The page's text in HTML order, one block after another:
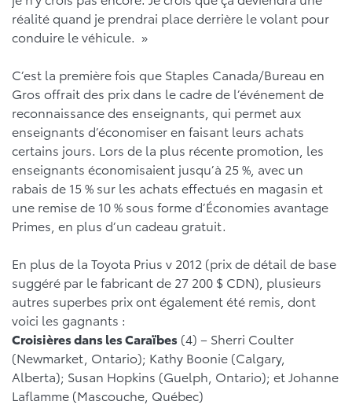
réalité quand je prendrai place derrière le volant pour
conduire le véhicule. »
C’est la première fois que Staples Canada/Bureau en
Gros offrait des prix dans le cadre de l’événement de
reconnaissance des enseignants, qui permet aux
enseignants d’économiser en faisant leurs achats
certains jours. Lors de la plus récente promotion, les
enseignants économisaient jusqu’à 25 %, avec un
rabais de 15 % sur les achats effectués en magasin et
une remise de 10 % sous forme d’Économies avantage
Primes, en plus d’un cadeau gratuit.
En plus de la Toyota Prius v 2012 (prix de détail de base
suggéré par le fabricant de 27 200 $ CDN), plusieurs
autres superbes prix ont également été remis, dont
voici les gagnants :
Croisières dans les Caraïbes (4) – Sherri Coulter
(Newmarket, Ontario); Kathy Boonie (Calgary,
Alberta); Susan Hopkins (Guelph, Ontario); et Johanne
Laflamme (Mascouche, Québec)